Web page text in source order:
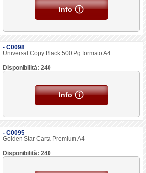
Info
- C0098
Universal Copy Black 500 Pg formato A4
Disponibilità: 240
Info
- C0095
Golden Star Carta Premium A4
Disponibilità: 240